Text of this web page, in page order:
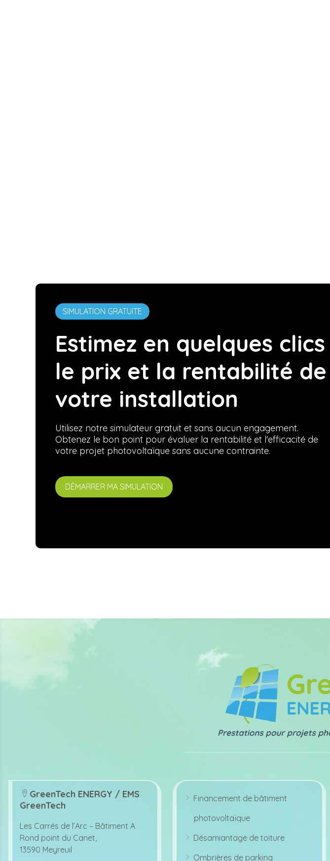
SIMULATION GRATUITE
Estimez en quelques clics
le prix et la rentabilité de
votre installation
Utilisez notre simulateur gratuit et sans aucun engagement.
Obtenez le bon point pour évaluer la rentabilité et l'efficacité de
votre projet photovoltaïque sans aucune contrainte.
DÉMARRER MA SIMULATION
lo
at
io
n
ic
GreenTech ENERGY / EMS
GreenTech
Les Carrés de l’Arc – Bâtiment A
Rond point du Canet,
13590 Meyreuil
ri
g
ic
Financement de bâtiment
photovoltaïque
Désamiantage de toiture
Ombrières de parking